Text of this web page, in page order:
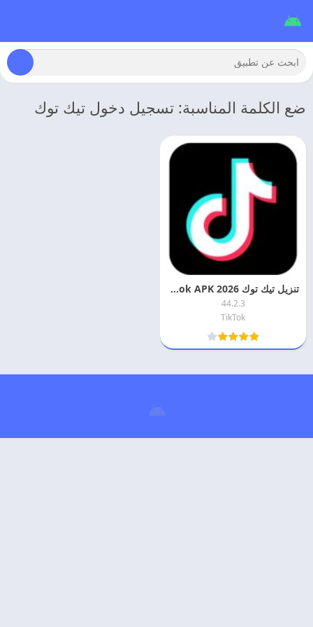
ضع الكلمة المناسبة: تسجيل دخول تيك توك
تنزيل تيك توك 2026 TikTok APK برابط مباشر للاندرويد
44.2.3
TikTok